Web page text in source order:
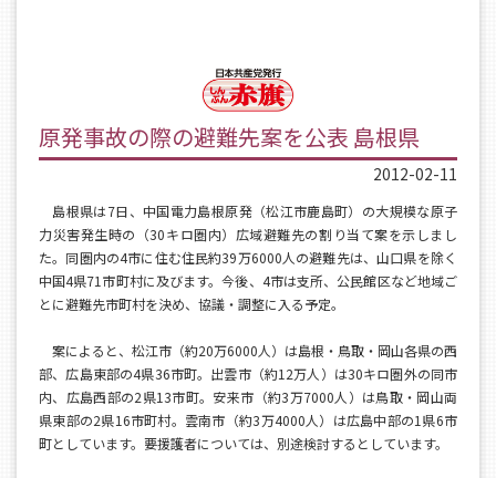
原発事故の際の避難先案を公表 島根県
2012-02-11
島根県は7日、中国電力島根原発（松江市鹿島町）の大規模な原子
力災害発生時の（30キロ圏内）広域避難先の割り当て案を示しまし
た。同圏内の4市に住む住民約39万6000人の避難先は、山口県を除く
中国4県71市町村に及びます。今後、4市は支所、公民館区など地域ご
とに避難先市町村を決め、協議・調整に入る予定。
案によると、松江市（約20万6000人）は島根・鳥取・岡山各県の西
部、広島東部の4県36市町。出雲市（約12万人）は30キロ圏外の同市
内、広島西部の2県13市町。安来市（約3万7000人）は鳥取・岡山両
県東部の2県16市町村。雲南市（約3万4000人）は広島中部の1県6市
町としています。要援護者については、別途検討するとしています。